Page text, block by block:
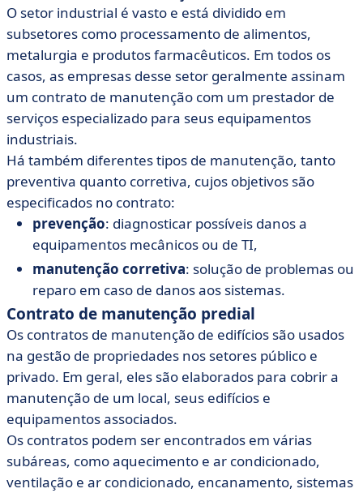
O setor industrial é vasto e está dividido em
subsetores como processamento de alimentos,
metalurgia e produtos farmacêuticos. Em todos os
casos, as empresas desse setor geralmente assinam
um contrato de manutenção com um prestador de
serviços especializado para seus equipamentos
industriais.
Há também diferentes tipos de manutenção, tanto
preventiva quanto corretiva, cujos objetivos são
especificados no contrato:
prevenção: diagnosticar possíveis danos a
equipamentos mecânicos ou de TI,
manutenção corretiva: solução de problemas ou
reparo em caso de danos aos sistemas.
Contrato de manutenção predial
Os contratos de manutenção de edifícios são usados
na gestão de propriedades nos setores público e
privado. Em geral, eles são elaborados para cobrir a
manutenção de um local, seus edifícios e
equipamentos associados.
Os contratos podem ser encontrados em várias
subáreas, como aquecimento e ar condicionado,
ventilação e ar condicionado, encanamento, sistemas